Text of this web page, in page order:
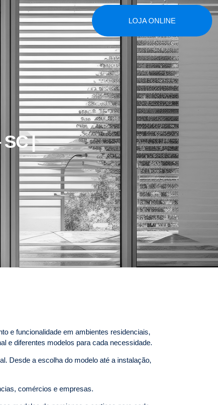
LOJA ONLINE
|
e funcionalidade em ambientes residenciais,
e diferentes modelos para cada necessidade.
Desde a escolha do modelo até a instalação,
comércios e empresas.